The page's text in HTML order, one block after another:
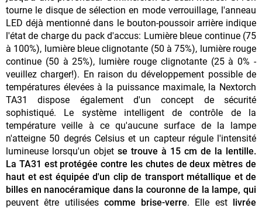
tourne le disque de sélection en mode verrouillage, l'anneau
LED déjà mentionné dans le bouton-poussoir arrière indique
l'état de charge du pack d'accus: Lumière bleue continue (75
à 100%), lumière bleue clignotante (50 à 75%), lumière rouge
continue (50 à 25%), lumière rouge clignotante (25 à 0% -
veuillez charger!). En raison du développement possible de
températures élevées à la puissance maximale, la Nextorch
TA31 dispose également d'un concept de sécurité
sophistiqué. Le système intelligent de contrôle de la
température veille à ce qu'aucune surface de la lampe
n'atteigne 50 degrés Celsius et un capteur régule l'intensité
lumineuse lorsqu'un objet se trouve à 15 cm de la lentille.
La TA31 est protégée contre les chutes de deux mètres de
haut et est équipée d'un clip de transport métallique et de
billes en nanocéramique dans la couronne de la lampe, qui
peuvent être utilisées comme brise-verre. Elle est
livrée